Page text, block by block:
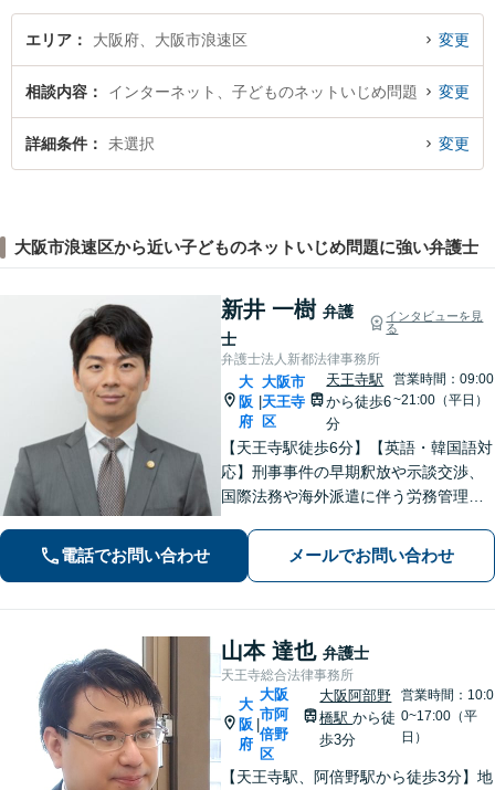
エリア 大阪府、大阪市浪速区 変更
相談内容 インターネット、子どものネットいじめ問題 変更
詳細条件 未選択 変更
大阪市浪速区から近い子どものネットいじめ問題に強い弁護士
新井 一樹 弁護
士
インタビューを見
る
弁護士法人新都法律事務所
大
阪
府
大阪市
天王寺
区
天王寺駅
から徒歩6
分
営業時間：09:00
~21:00（平日）
【天王寺駅徒歩6分】【英語・韓国語対
応】刑事事件の早期釈放や示談交渉、
国際法務や海外派遣に伴う労務管理、
お任せください。法律のプロフェッシ
ョナルが、途を切り拓くお手伝いを致
電話でお問い合わせ メールでお問い合わせ
山本 達也 弁護士
天王寺総合法律事務所
大
阪
府
大阪
市阿
倍野
区
大阪阿部野
橋駅から徒
歩3分
営業時間：10:0
0~17:00（平
日）
【天王寺駅、阿倍野駅から徒歩3分】地